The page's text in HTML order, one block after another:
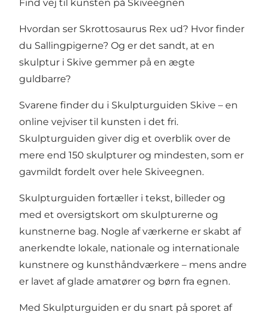
Find vej til kunsten på Skiveegnen
Hvordan ser Skrottosaurus Rex ud? Hvor finder
du Sallingpigerne? Og er det sandt, at en
skulptur i Skive gemmer på en ægte
guldbarre?
Svarene finder du i Skulpturguiden Skive – en
online vejviser til kunsten i det fri.
Skulpturguiden giver dig et overblik over de
mere end 150 skulpturer og mindesten, som er
gavmildt fordelt over hele Skiveegnen.
Skulpturguiden fortæller i tekst, billeder og
med et oversigtskort om skulpturerne og
kunstnerne bag. Nogle af værkerne er skabt af
anerkendte lokale, nationale og internationale
kunstnere og kunsthåndværkere – mens andre
er lavet af glade amatører og børn fra egnen.
Med Skulpturguiden er du snart på sporet af